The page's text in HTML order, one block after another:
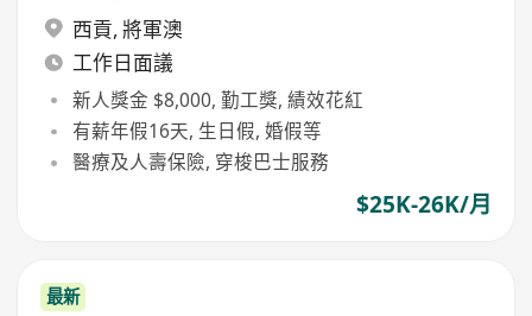
西貢, 將軍澳
工作日面議
新人獎金 $8,000, 勤工獎, 績效花紅
有薪年假16天, 生日假, 婚假等
醫療及人壽保險, 穿梭巴士服務
$25K-26K/月
最新